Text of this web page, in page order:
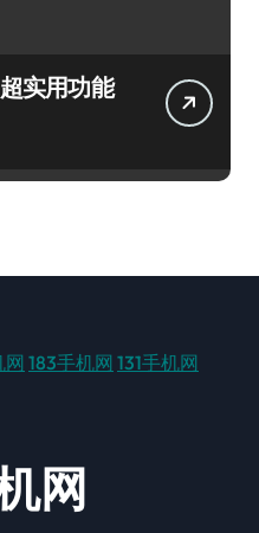
实用功能
网 183手机网 131手机网
网